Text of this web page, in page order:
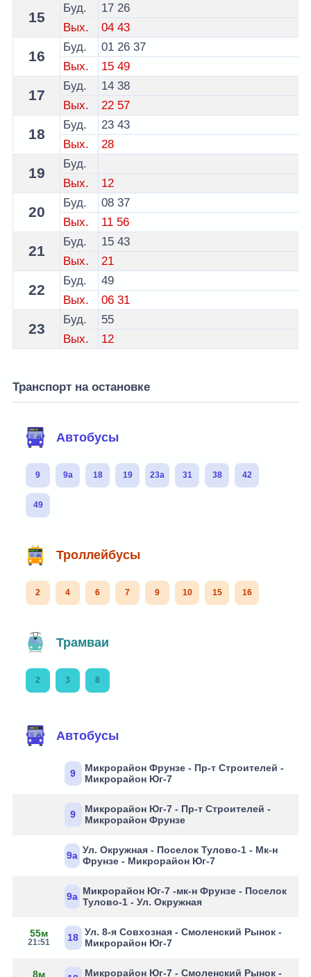
15
Буд. 17 26
Вых.
04 43
16
Буд. 01 26 37
Вых.
15 49
17
Буд. 14 38
Вых.
22 57
18
Буд. 23 43
Вых.
28
19
Буд.
Вых.
12
20
Буд. 08 37
Вых.
11 56
21
Буд. 15 43
Вых.
21
22
Буд.
49
Вых.
06 31
23
Буд.
55
Вых.
12
Транспорт на остановке
Автобусы
9 9а 18 19 23а 31 38 42
49
Троллейбусы
2 4 6 7 9 10 15 16
Трамваи
2 3 8
Автобусы
9
Микрорайон Фрунзе - Пр-т Строителей -
Микрорайон Юг-7
9
Микрорайон Юг-7 - Пр-т Строителей -
Микрорайон Фрунзе
9а Ул. Окружная - Поселок Тулово-1 - Мк-н
Фрунзе - Микрорайон Юг-7
9а Микрорайон Юг-7 -мк-н Фрунзе - Поселок
Тулово-1 - Ул. Окружная
55м
21:51 18 Ул. 8-я Совхозная - Смоленский Рынок -
Микрорайон Юг-7
8м Микрорайон Юг-7 - Смоленский Рынок -